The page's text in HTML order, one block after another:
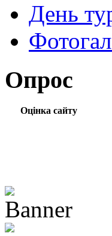
День
Опрос
Оцінка сайту